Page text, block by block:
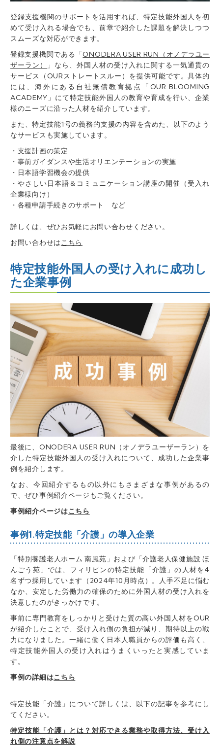
登録支援機関のサポートを活用すれば、特定技能外国人を初
めて受け入れる場合でも、前章で紹介した課題を解決しつつ
スムーズな対応ができます。
登録支援機関である「ONODERA USER RUN（オノデラユー
ザーラン）
」なら、外国人材の受け入れに関する一気通貫の
サービス（OURストレートスルー）を提供可能です。具体的
には、海外にある自社無償教育拠点「OUR BLOOMING
ACADEMY」にて特定技能外国人の教育や育成を行い、企業
様のニーズに沿った人材を紹介しています。
また、特定技能1号の義務的支援の内容を含めた、以下のよう
なサービスも実施しています。
・ 支援計画の策定
・事前ガイダンスや生活オリエンテーションの実施
・日本語学習機会の提供
・やさしい日本語＆コミュニケーション講座の開催（受入れ
企業様向け）
・各種申請手続きのサポート など
詳しくは、ぜひお気軽にお問い合わせください。
お問い合わせはこちら
特定技能外国人の受け入れに成功し
た企業事例
最後に、ONODERA USER RUN（オノデラユーザーラン）を
介した特定技能外国人の受け入れについて、成功した企業事
例を紹介します。
なお、今回紹介するもの以外にもさまざまな事例があるの
で、ぜひ事例紹介ページもご覧ください。
事例紹介ページはこちら
事例1.特定技能「介護」の導入企業
「特別養護老人ホーム 南風苑」および「介護老人保健施設 ほ
んごう苑」では、フィリピンの特定技能「介護」の人材を4
名ずつ採用しています（2024年10月時点）。人手不足に悩む
なか、安定した労働力の確保のために外国人材の受け入れを
決意したのがきっかけです。
事前に専門教育をしっかりと受けた質の高い外国人材をOUR
が紹介したことで、受け入れ側の負担が減り、期待以上の戦
力になりました。一緒に働く日本人職員からの評価も高く、
特定技能外国人の受け入れはうまくいったと実感していま
す。
事例の詳細はこちら
特定技能「介護」について詳しくは、以下の記事を参考にし
てください。
特定技能「介護」とは？対応できる業務や取得方法、受け入
れ側の注意点を解説